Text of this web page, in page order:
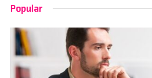
Popular